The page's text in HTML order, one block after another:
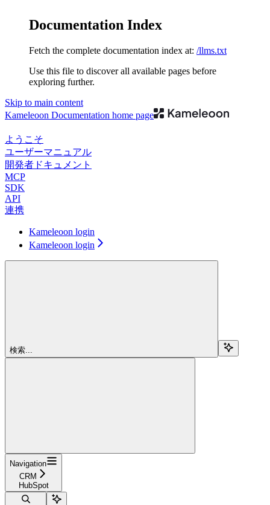
Documentation Index
Fetch the complete documentation index at: /llms.txt
Use this file to discover all available pages before
exploring further.
Skip to main content
Kameleoon Documentation home page
ようこそ
ユーザーマニュアル
開発者ドキュメント
MCP
SDK
API
連携
Kameleoon login
Kameleoon login
検索...
Navigation
CRM
HubSpot